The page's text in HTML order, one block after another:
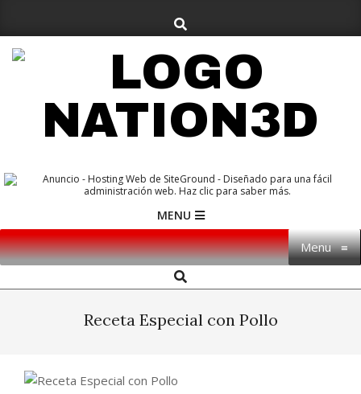
content
Search
NATION3D
Navigation
Menu
MENU
Menu≡
Search
Receta Especial con Pollo